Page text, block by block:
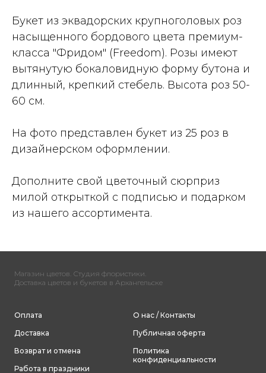
Букет из эквадорских крупноголовых роз
насыщенного бордового цвета премиум-
класса "Фридом" (Freedom). Розы имеют
вытянутую бокаловидную форму бутона и
длинный, крепкий стебель. Высота роз 50-
60 см.
На фото представлен букет из 25 роз в
дизайнерском оформлении.
Дополните свой цветочный сюрприз
милой открыткой с подписью и подарком
из нашего ассортимента.
Магазин цветов. Студия флористики.
Доставка цветов и букетов в Архангельске
Оплата
Доставка
Возврат и отмена
Работа в праздники
О нас / Контакты
Публичная оферта
Политика
конфиденциальности